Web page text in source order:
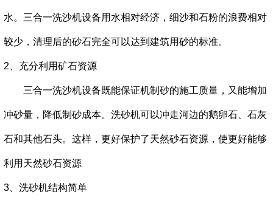
水。三合一洗沙机设备用水相对经济，细沙和石粉的浪费相对
较少，清理后的砂石完全可以达到建筑用砂的标准。
2、充分利用矿石资源
三合一洗沙机设备既能保证机制砂的施工质量，又能增加
冲砂量，降低制砂成本。洗砂机可以冲走河边的鹅卵石、石灰
石和其他石头。这样，更好保护了天然砂石资源，使更好能够
利用天然砂石资源
3、洗砂机结构简单